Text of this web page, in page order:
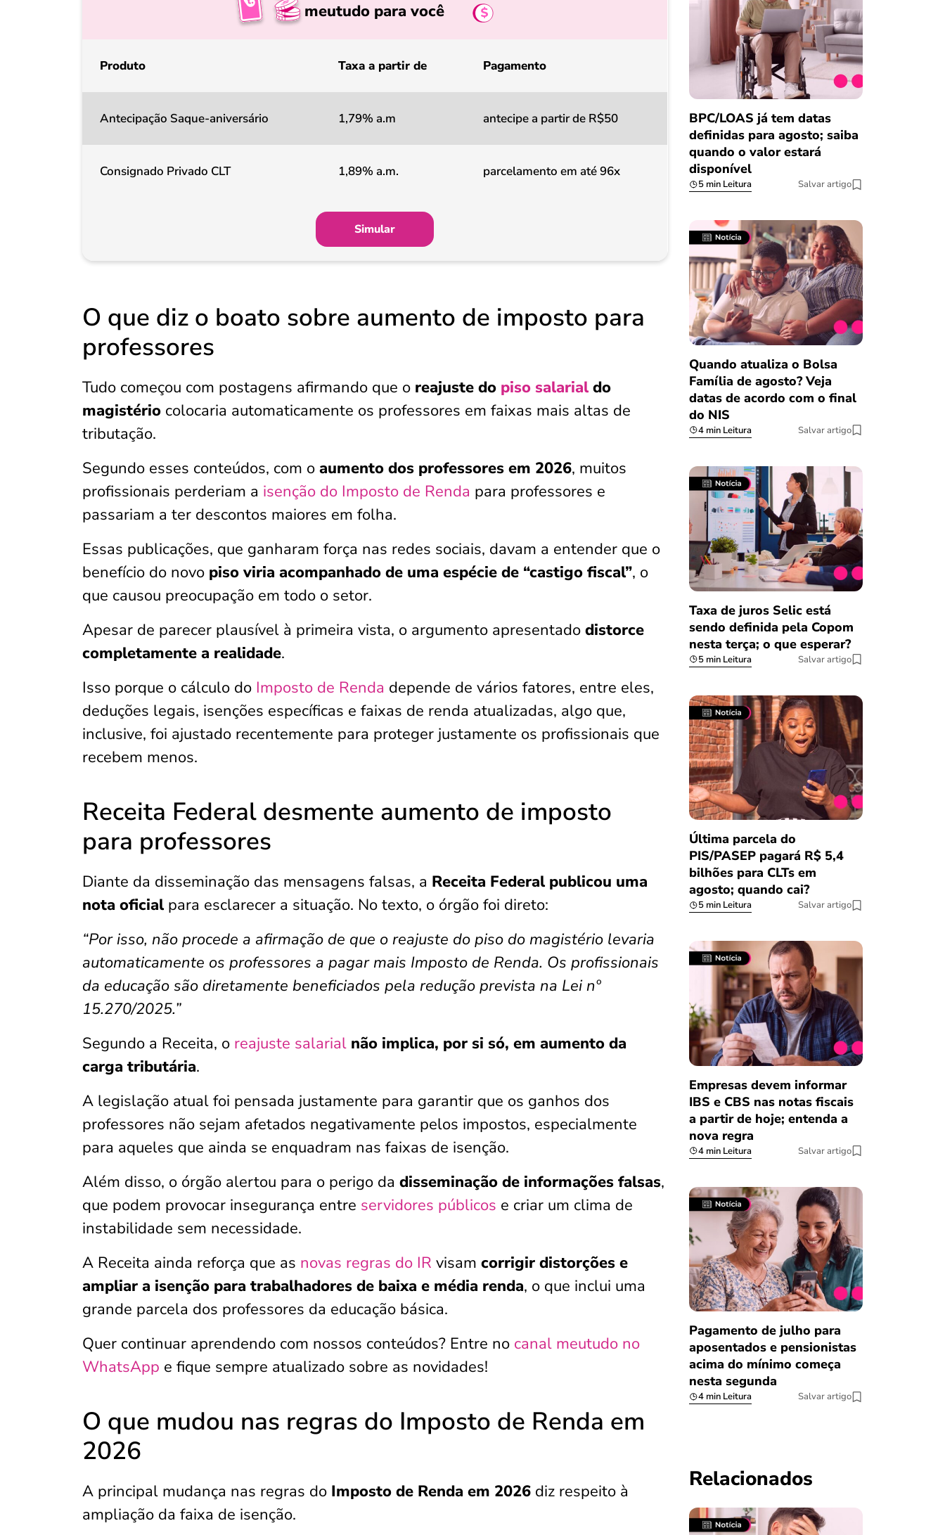
meutudo para você
Produto Taxa a partir de Pagamento
Antecipação Saque-aniversário 1,79% a.m antecipe a partir de R$50
Consignado Privado CLT 1,89% a.m. parcelamento em até 96x
Simular
O que diz o boato sobre aumento de imposto para
professores
Tudo começou com postagens afirmando que o reajuste do piso salarial do
magistério colocaria automaticamente os professores em faixas mais altas de
tributação.
Segundo esses conteúdos, com o aumento dos professores em 2026, muitos
profissionais perderiam a isenção do Imposto de Renda para professores e
passariam a ter descontos maiores em folha.
Essas publicações, que ganharam força nas redes sociais, davam a entender que o
benefício do novo piso viria acompanhado de uma espécie de “castigo fiscal”, o
que causou preocupação em todo o setor.
Apesar de parecer plausível à primeira vista, o argumento apresentado distorce
completamente a realidade.
Isso porque o cálculo do Imposto de Renda depende de vários fatores, entre eles,
deduções legais, isenções específicas e faixas de renda atualizadas, algo que,
inclusive, foi ajustado recentemente para proteger justamente os profissionais que
recebem menos.
Receita Federal desmente aumento de imposto
para professores
Diante da disseminação das mensagens falsas, a Receita Federal publicou uma
nota oficial para esclarecer a situação. No texto, o órgão foi direto:
“Por isso, não procede a afirmação de que o reajuste do piso do magistério levaria
automaticamente os professores a pagar mais Imposto de Renda. Os profissionais
da educação são diretamente beneficiados pela redução prevista na Lei nº
15.270/2025.”
Segundo a Receita, o reajuste salarial não implica, por si só, em aumento da
carga tributária.
A legislação atual foi pensada justamente para garantir que os ganhos dos
professores não sejam afetados negativamente pelos impostos, especialmente
para aqueles que ainda se enquadram nas faixas de isenção.
Além disso, o órgão alertou para o perigo da disseminação de informações falsas,
que podem provocar insegurança entre servidores públicos e criar um clima de
instabilidade sem necessidade.
A Receita ainda reforça que as novas regras do IR visam corrigir distorções e
ampliar a isenção para trabalhadores de baixa e média renda, o que inclui uma
grande parcela dos professores da educação básica.
Quer continuar aprendendo com nossos conteúdos? Entre no canal meutudo no
WhatsApp e fique sempre atualizado sobre as novidades!
O que mudou nas regras do Imposto de Renda em
2026
A principal mudança nas regras do Imposto de Renda em 2026 diz respeito à
ampliação da faixa de isenção.
BPC/LOAS já tem datas
definidas para agosto; saiba
quando o valor estará
disponível
5 min Leitura Salvar artigo
Quando atualiza o Bolsa
Família de agosto? Veja
datas de acordo com o final
do NIS
4 min Leitura Salvar artigo
Taxa de juros Selic está
sendo definida pela Copom
nesta terça; o que esperar?
5 min Leitura Salvar artigo
Última parcela do
PIS/PASEP pagará R$ 5,4
bilhões para CLTs em
agosto; quando cai?
5 min Leitura Salvar artigo
Empresas devem informar
IBS e CBS nas notas fiscais
a partir de hoje; entenda a
nova regra
4 min Leitura Salvar artigo
Pagamento de julho para
aposentados e pensionistas
acima do mínimo começa
nesta segunda
4 min Leitura Salvar artigo
Relacionados